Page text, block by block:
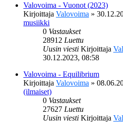
Valovoima - Vuonot (2023)
Kirjoittaja Valovoima »
musiikki
0 Vastaukset
28912 Luettu
Uusin viesti Kirjoittaja
30.12.2023, 08:58
Valovoima - Equilibrium
Kirjoittaja Valovoima »
(ilmaiset)
0 Vastaukset
27627 Luettu
Uusin viesti Kirjoittaja